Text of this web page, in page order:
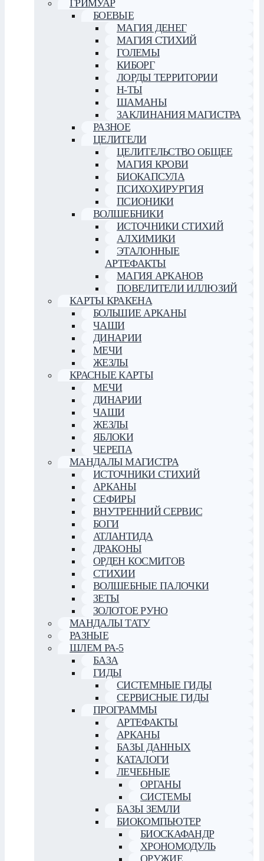
ГРИМУАР
БОЕВЫЕ
МАГИЯ ДЕНЕГ
МАГИЯ СТИХИЙ
ГОЛЕМЫ
КИБОРГ
ЛОРДЫ ТЕРРИТОРИИ
Н-ТЫ
ШАМАНЫ
ЗАКЛИНАНИЯ МАГИСТРА
РАЗНОЕ
ЦЕЛИТЕЛИ
ЦЕЛИТЕЛЬСТВО ОБЩЕЕ
МАГИЯ КРОВИ
БИОКАПСУЛА
ПСИХОХИРУРГИЯ
ПСИОНИКИ
ВОЛШЕБНИКИ
ИСТОЧНИКИ СТИХИЙ
АЛХИМИКИ
ЭТАЛОННЫЕ
АРТЕФАКТЫ
МАГИЯ АРКАНОВ
ПОВЕЛИТЕЛИ ИЛЛЮЗИЙ
КАРТЫ КРАКЕНА
БОЛЬШИЕ АРКАНЫ
ЧАШИ
ДИНАРИИ
МЕЧИ
ЖЕЗЛЫ
КРАСНЫЕ КАРТЫ
МЕЧИ
ДИНАРИИ
ЧАШИ
ЖЕЗЛЫ
ЯБЛОКИ
ЧЕРЕПА
МАНДАЛЫ МАГИСТРА
ИСТОЧНИКИ СТИХИЙ
АРКАНЫ
СЕФИРЫ
ВНУТРЕННИЙ СЕРВИС
БОГИ
АТЛАНТИДА
ДРАКОНЫ
ОРДЕН КОСМИТОВ
СТИХИИ
ВОЛШЕБНЫЕ ПАЛОЧКИ
ЗЕТЫ
ЗОЛОТОЕ РУНО
МАНДАЛЫ ТАТУ
РАЗНЫЕ
ШЛЕМ РА-5
БАЗА
ГИДЫ
СИСТЕМНЫЕ ГИДЫ
СЕРВИСНЫЕ ГИДЫ
ПРОГРАММЫ
АРТЕФАКТЫ
АРКАНЫ
БАЗЫ ДАННЫХ
КАТАЛОГИ
ЛЕЧЕБНЫЕ
ОРГАНЫ
СИСТЕМЫ
БАЗЫ ЗЕМЛИ
БИОКОМПЬЮТЕР
БИОСКАФАНДР
ХРОНОМОДУЛЬ
ОРУЖИЕ